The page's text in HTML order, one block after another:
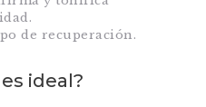
de recuperación.
ideal?